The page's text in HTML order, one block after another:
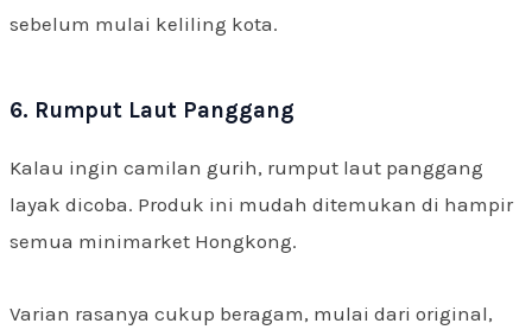
sebelum mulai keliling kota.
6. Rumput Laut Panggang
Kalau ingin camilan gurih, rumput laut panggang
layak dicoba. Produk ini mudah ditemukan di hampir
semua minimarket Hongkong.
Varian rasanya cukup beragam, mulai dari original,